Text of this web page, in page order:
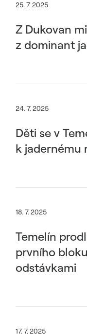
25. 7. 2025
Z Dukovan
z dominant
24. 7. 2025
Děti se v
k jadernému
18. 7. 2025
Temelín
prvního
odstávkami
17. 7. 2025